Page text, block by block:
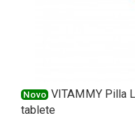
Novo VITAMMY Pilla
tablete